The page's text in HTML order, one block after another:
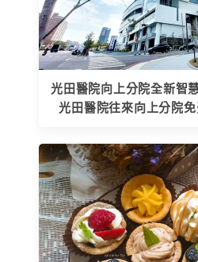
光田醫院向上分院全新智
光田醫院往來向上分院